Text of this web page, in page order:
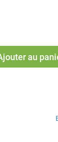
au